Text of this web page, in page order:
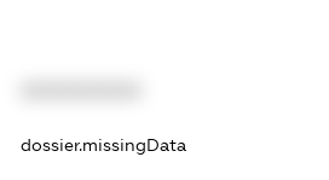
dossier.missingData